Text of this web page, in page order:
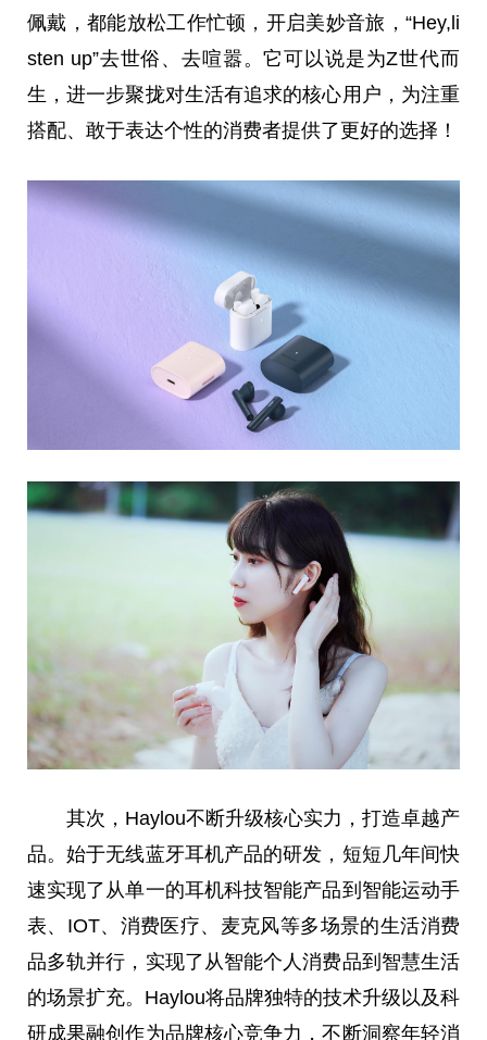
佩戴，都能放松工作忙顿，开启美妙音旅，“Hey,li
sten up”去世俗、去喧嚣。它可以说是为Z世代而
生，进一步聚拢对生活有追求的核心用户，为注重
搭配、敢于表达个性的消费者提供了更好的选择！
其次，Haylou不断升级核心实力，打造卓越产
品。始于无线蓝牙耳机产品的研发，短短几年间快
速实现了从单一的耳机科技智能产品到智能运动手
表、IOT、消费医疗、麦克风等多场景的生活消费
品多轨并行，实现了从智能个人消费品到智慧生活
的场景扩充。Haylou将品牌独特的技术升级以及科
研成果融创作为品牌核心竞争力，不断洞察年轻消